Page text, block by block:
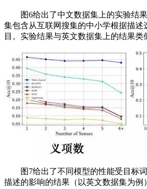
图6给出了中文数据集上的实验结果
集包含从互联网搜集的中小学根据描述
目。实验结果与英文数据集上的结果类
图7给出了不同模型的性能受目标词
描述的影响的结果（以英文数据集为例